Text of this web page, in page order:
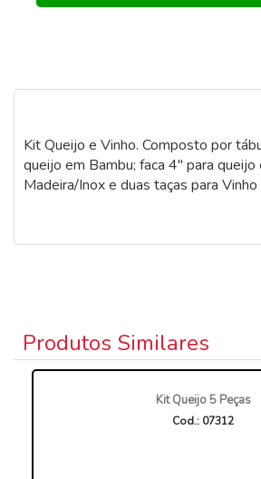
Kit Queijo e Vinho. Composto por
queijo em Bambu; faca 4" para queijo
Madeira/Inox e duas taças para
Produtos Similares
Kit Queijo 5 Peças
Cod.: 07312